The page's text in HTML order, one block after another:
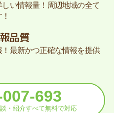
い情報量！周辺地域の全て
品質
最新かつ正確な情報を提供
693
・紹介すべて無料で対応